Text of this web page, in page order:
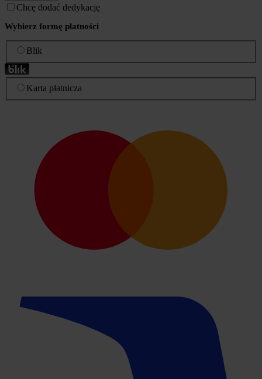
Chcę dodać dedykację
Wybierz formę płatności
Blik
Karta płatnicza